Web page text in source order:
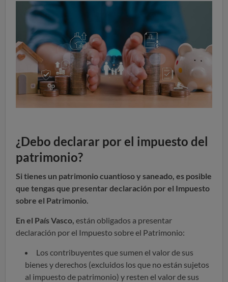
¿Debo declarar por el impuesto del
patrimonio?
Si tienes un patrimonio cuantioso y saneado, es posible
que tengas que presentar declaración por el Impuesto
sobre el Patrimonio.
En el País Vasco, están obligados a presentar
declaración por el Impuesto sobre el Patrimonio:
Los contribuyentes que sumen el valor de sus
bienes y derechos (excluidos los que no están sujetos
al impuesto de patrimonio) y resten el valor de sus